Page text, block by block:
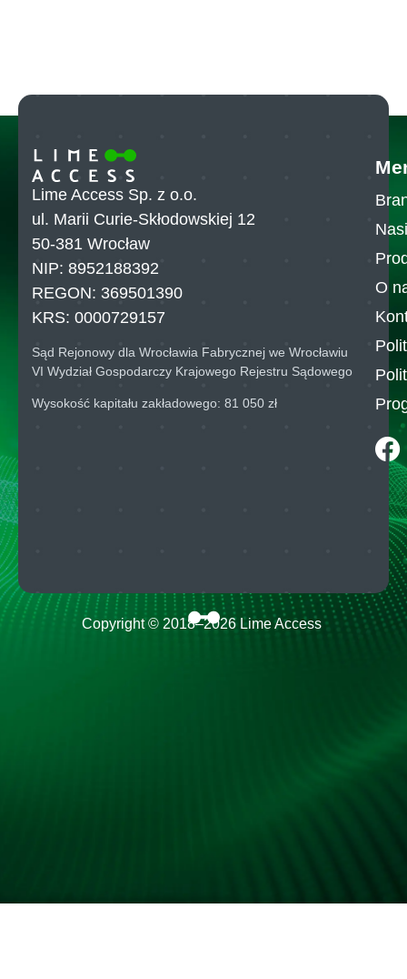
Lime Access Sp. z o.o.
ul. Marii Curie-Skłodowskiej 12
50-381 Wrocław
NIP: 8952188392
REGON: 369501390
KRS: 0000729157
Sąd Rejonowy dla Wrocławia Fabrycznej we Wrocławiu
VI Wydział Gospodarczy Krajowego Rejestru Sądowego
Wysokość kapitału zakładowego: 81 050 zł
O
Copyright © 2018–2026 Lime Access